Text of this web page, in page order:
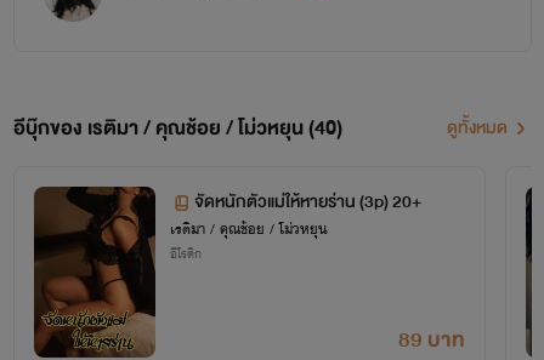
อีบุ๊กของ เรติมา / คุณช้อย / โม่วหยุน (40) ดูทั้งหมด
จัดหนักตัวแม่ให้หายร่าน (3p) 20+
เรติมา / คุณช้อย / โม่วหยุน
อีโรติก
89 บาท